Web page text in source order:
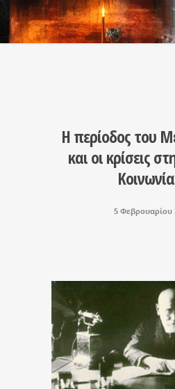
Η περίοδος του
και οι κρίσεις
5 Φεβρουαρίου